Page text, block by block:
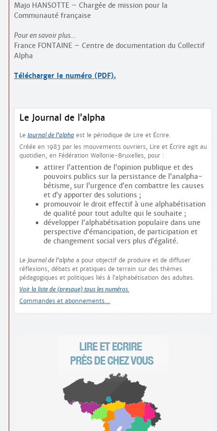
Majo HANSOTTE – Chargée de mission pour la
Communauté française
Pour en savoir plus…
France FONTAINE – Centre de documentation du Collectif
Alpha
Télécharger le numéro (PDF).
Le Journal de l’alpha
Le Journal de l’alphaest le périodique de Lire et Écrire.
Créée en 1983 par les mouvements ouvriers, Lire et Écrire agit au
quotidien, en Fédération Wallonie-Bruxelles, pour :
attirer l’attention de l’opinion publique et des
pouvoirs publics sur la persistance de l’analpha­
bétisme, sur l’urgence d’en combattre les causes
et d’y apporter des solutions ;
promouvoir le droit effectif à une alphabétisation
de qualité pour tout adulte qui le souhaite ;
développer l’alphabétisation populaire dans une
perspective d’émancipation, de participation et
de changement social vers plus d’égalité.
Le Journal de l’alpha a pour objectif de produire et de diffuser
réflexions, débats et pratiques de terrain sur des thèmes
pédagogiques et politiques liés à l’alphabétisation des adultes.
Voir la liste de (presque) tous les numéros.
Commandes et abonnements…